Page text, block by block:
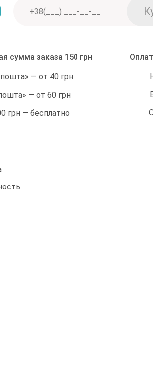
сумма заказа 150 грн
— от 40 грн
— от 60 грн
грн — бесплатно